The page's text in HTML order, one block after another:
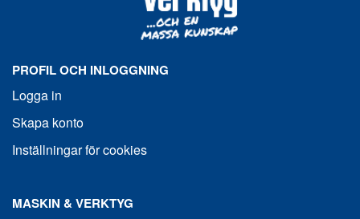
PROFIL OCH INLOGGNING
Logga in
Skapa konto
Inställningar för cookies
MASKIN & VERKTYG